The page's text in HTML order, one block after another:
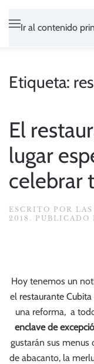
Ir al contenido
Etiqueta:
El
lugar
celebrar
ESCRITO POR
2018 . PUBLICADO
Hoy tenemos un
el restaurante Cubita
una reforma, a
enclave de
gustarán sus
de abacanto, la